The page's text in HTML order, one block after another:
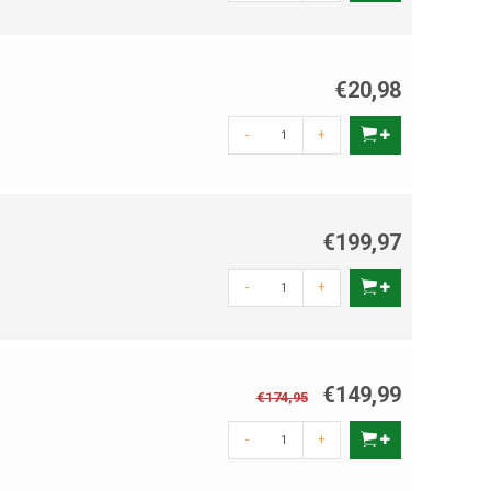
te sluiten op vaste tijden of op basis van daglicht, ondersteun
veel tijd kosten. Een hokopener neemt dit werk uit handen,
situatie en voorkeuren.
Handig voor wie een vaste dagindeling aanhoudt.
energie, waardoor je geen stroomvoorziening nodig hebt.
€20,98
- +
€199,97
- +
€174,95 €149,99
- +